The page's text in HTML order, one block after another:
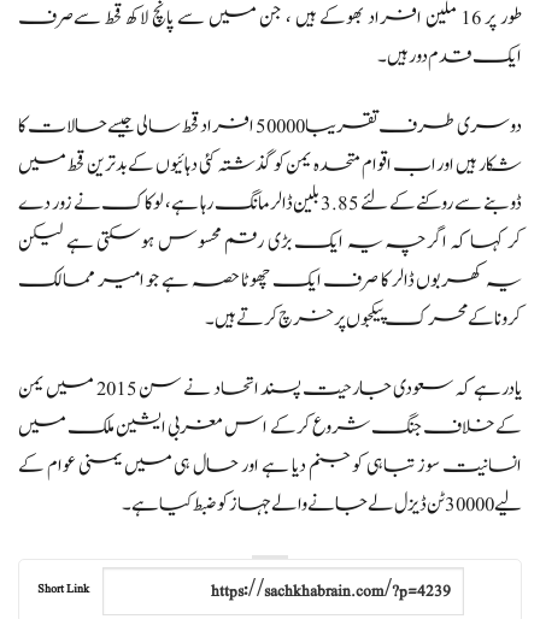
طور پر 16 ملین افراد بھوکے ہیں ، جن میں سے پانچ لاکھ قحط سےصرف
ایک قدم دورہیں۔
دوسری طرف تقریبا50000 افراد قحط سالی جیسے حالات کا
شکار ہیں اور اب اقوام متحدہ یمن کو گذشتہ کئی دہائیوں کے بدترین قحط میں
ڈوبنے سے روکنے کے لئے 3.85 بلین ڈالر مانگ رہا ہے، لوکاک نے زور دے
کر کہا کہ اگرچہ یہ ایک بڑی رقم محسوس ہوسکتی ہے لیکن
یہ کھربوں ڈالر کا صرف ایک چھوٹا حصہ ہے جو امیر ممالک
کرونا کے محرک پیکجوں پر خرچ کرتے ہیں۔
یادرہے کہ سعودی جارحیت پسند اتحاد نے سن 2015 میں یمن
کے خلاف جنگ شروع کرکے اس مغربی ایشین ملک میں
انسانیت سوز تباہی کو جنم دیا ہے اور حال ہی میں یمنی عوام کے
لیے 30000 ٹن ڈیزل لے جانے والے جہاز کو ضبط کیا ہے ۔
Short Link